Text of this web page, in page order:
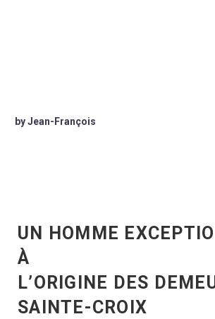
by Jean-François
UN HOMME
À
L’ORIGINE DES
SAINTE-CROIX